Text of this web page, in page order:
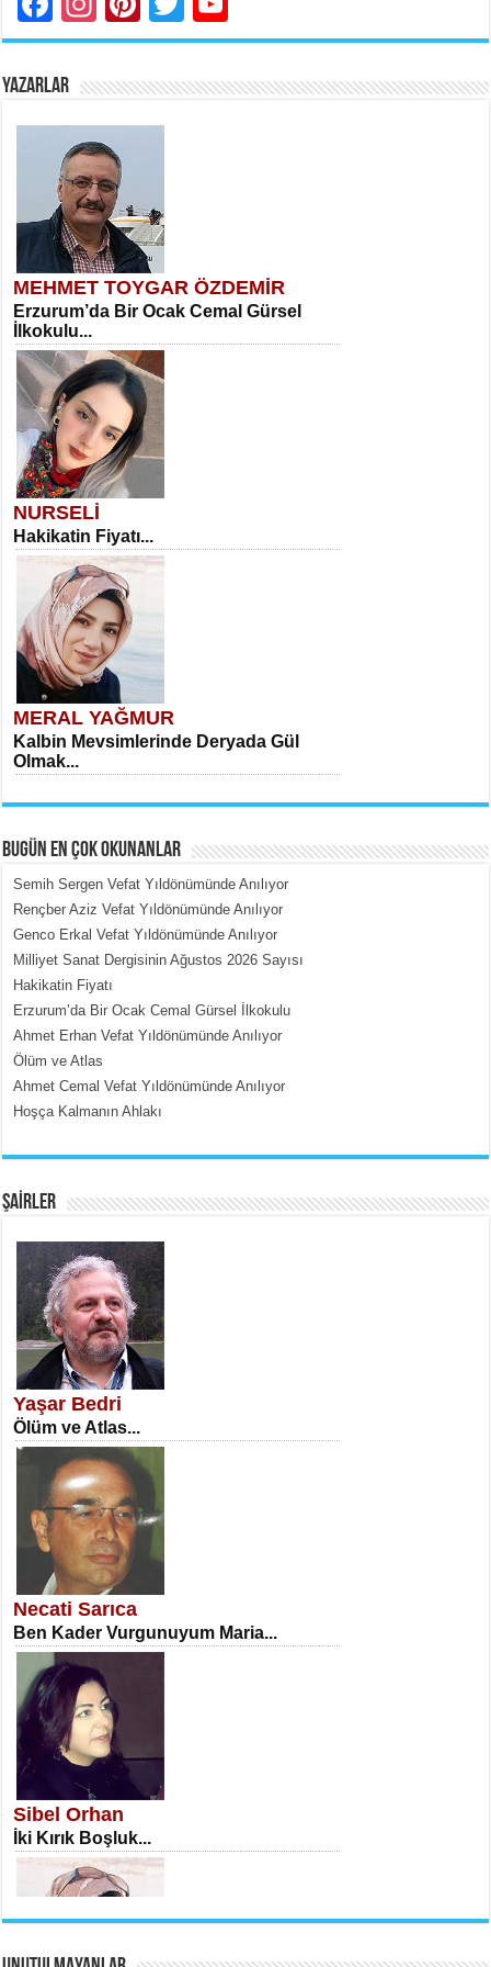
YAZARLAR
MEHMET TOYGAR ÖZDEMİR
Erzurum’da Bir Ocak Cemal Gürsel
İlkokulu...
NURSELİ
Hakikatin Fiyatı...
MERAL YAĞMUR
Kalbin Mevsimlerinde Deryada Gül
Olmak...
MEHMET ÇOBAN
İçerdeki Put Dışardaki Maskeler...
SATILMIŞ ÜMİT ÇETİNKAYA
Erkenlik...
NECLA DİLEK ARSLAN
Öğretmenler Günü Mahkemesi...
İSA KARATEPE
Ekranlar Arasında Kaybolan İnsan...
BUGÜN EN ÇOK OKUNANLAR
Semih Sergen Vefat Yıldönümünde Anılıyor
Rençber Aziz Vefat Yıldönümünde Anılıyor
Genco Erkal Vefat Yıldönümünde Anılıyor
Milliyet Sanat Dergisinin Ağustos 2026 Sayısı
Hakikatin Fiyatı
Erzurum’da Bir Ocak Cemal Gürsel İlkokulu
Ahmet Erhan Vefat Yıldönümünde Anılıyor
Ölüm ve Atlas
Ahmet Cemal Vefat Yıldönümünde Anılıyor
Hoşça Kalmanın Ahlakı
ŞAİRLER
Yaşar Bedri
Ölüm ve Atlas...
Necati Sarıca
Ben Kader Vurgunuyum Maria...
Sibel Orhan
İki Kırık Boşluk...